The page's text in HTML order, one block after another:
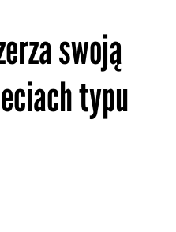
swoją
typu